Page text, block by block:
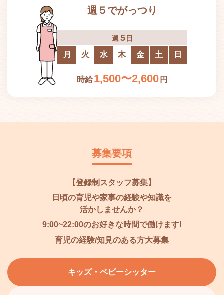
週５でがっつり
週 5 日
月 火 水 木 金 土 日
時給1,500〜2,600 円
募集要項
【登録制スタッフ募集】
日頃の育児や家事の経験や知識を
活かしませんか？
9:00~22:00のお好きな時間で働けます!
育児の経験/知見のある方大募集
キッズ・ベビーシッター